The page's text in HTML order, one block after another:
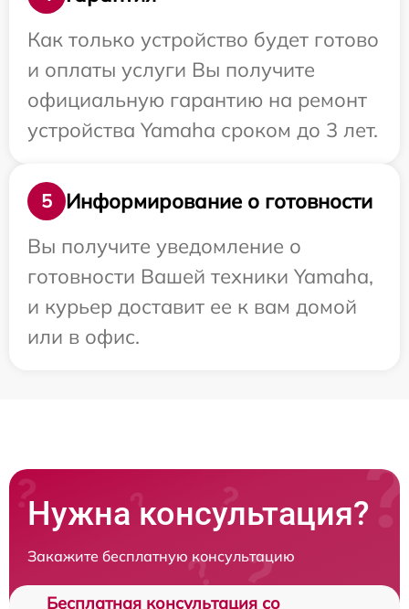
Как только устройство будет готово
и оплаты услуги Вы получите
официальную гарантию на ремонт
устройства Yamaha сроком до 3 лет.
5
Информирование о готовности
Вы получите уведомление о
готовности Вашей техники Yamaha,
и курьер доставит ее к вам домой
или в офис.
Нужна консультация?
Закажите бесплатную консультацию
Бесплатная консультация со